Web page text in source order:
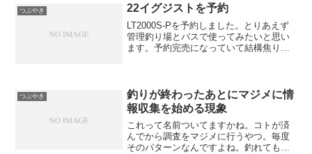
実際そっちを期待してた...
つぶやき 22イグジストを予約
LT2000S-Pを予約しました。とりあえず
管理釣り場とバスで使ってみたいと思い
ます。予約完売になっていて結構焦りま
つぶやき
釣りが終わったあとにマジメに情
報収集を始める現象
これって名前ついてますかね。コトが済
んでから調査をマジメに行うやつ。毎度
そのパターンなんですよね。釣れても釣